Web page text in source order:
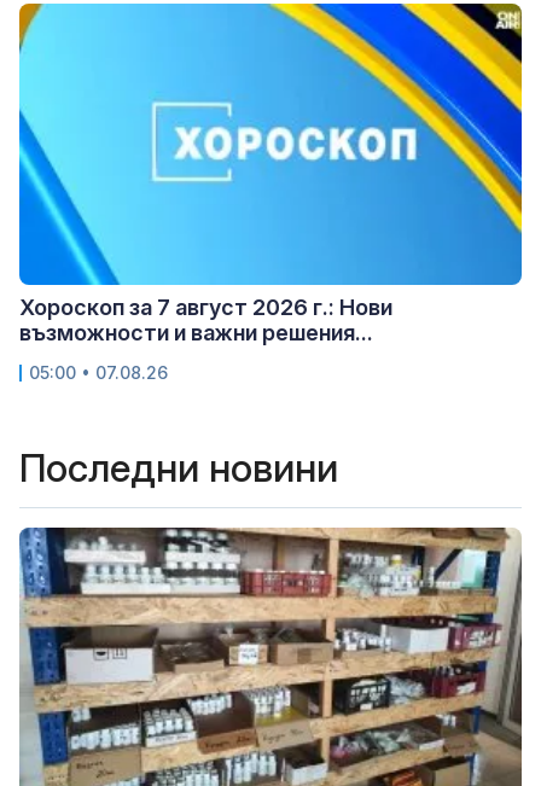
Хороскоп за 7 август 2026 г.: Нови
възможности и важни решения...
05:00 • 07.08.26
Последни новини